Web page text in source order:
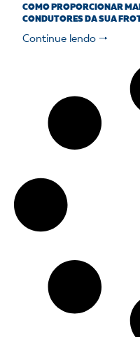
COMO PROPORCIONAR
CONDUTORES DA SUA
Continue lendo 🠒